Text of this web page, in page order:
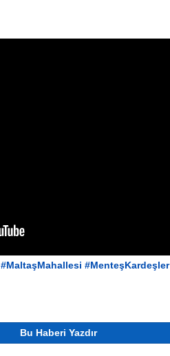
#MaltaşMahallesi #MenteşKardeşler
Bu Haberi Yazdır